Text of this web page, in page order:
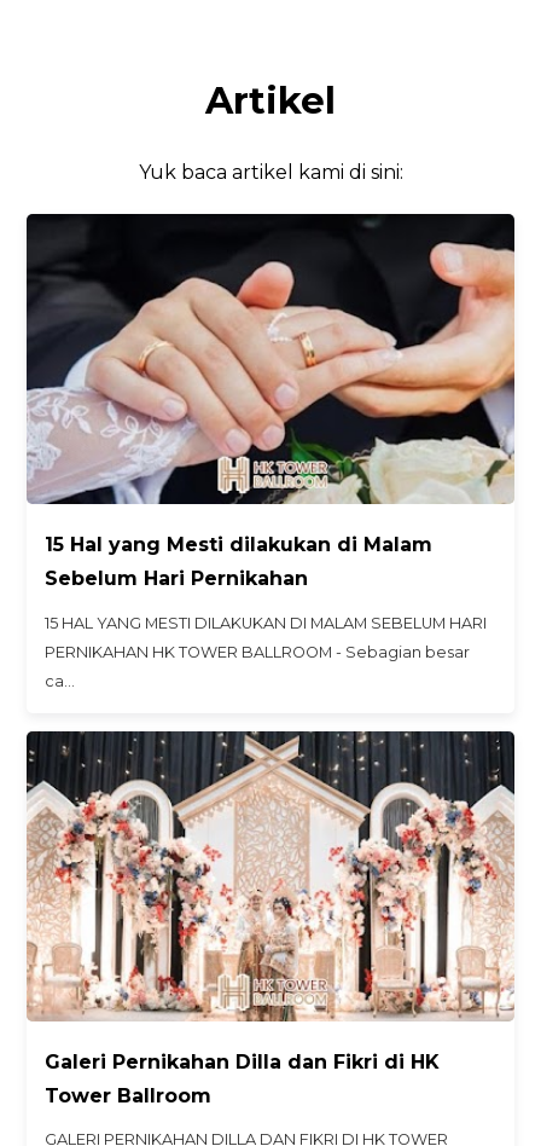
Artikel
Yuk baca artikel kami di sini:
15 Hal yang Mesti dilakukan di Malam
Sebelum Hari Pernikahan
15 HAL YANG MESTI DILAKUKAN DI MALAM SEBELUM HARI
PERNIKAHAN HK TOWER BALLROOM - Sebagian besar
ca…
Galeri Pernikahan Dilla dan Fikri di HK
Tower Ballroom
GALERI PERNIKAHAN DILLA DAN FIKRI DI HK TOWER